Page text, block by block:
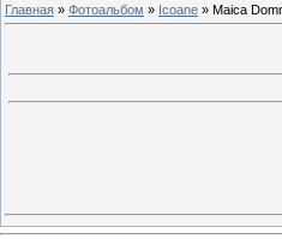
Главная » Фотоальбом » Icoane » Maica